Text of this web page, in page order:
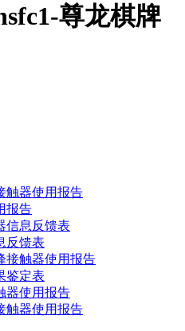
尊龙棋牌
触器使用报告
报告
信息反馈表
反馈表
接触器使用报告
鉴定表
器使用报告
触器使用报告